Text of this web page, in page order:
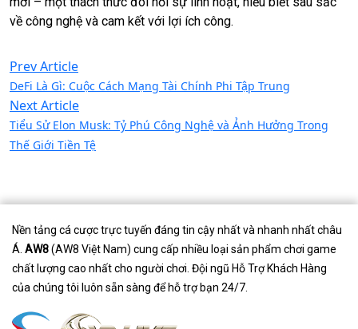
về công nghệ và cam kết với lợi ích công.
Prev Article
DeFi Là Gì: Cuộc Cách Mạng Tài Chính Phi Tập Trung
Next Article
Tiểu Sử Elon Musk: Tỷ Phú Công Nghệ và Ảnh Hưởng Trong
Thế Giới Tiền Tệ
Nền tảng cá cược trực tuyến đáng tin cậy nhất và nhanh nhất châu
Á. AW8(AW8 Việt Nam) cung cấp nhiều loại sản phẩm chơi game
chất lượng cao nhất cho người chơi. Đội ngũ Hỗ Trợ Khách Hàng
của chúng tôi luôn sẵn sàng để hỗ trợ bạn 24/7.